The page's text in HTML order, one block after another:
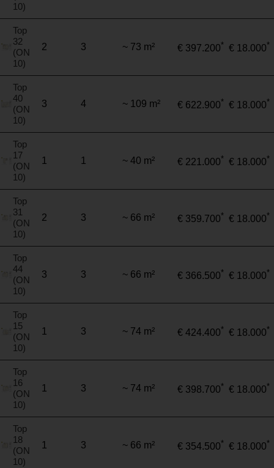
10)
Top
32
(ON
10)
2 3 ~ 73 m² € 397.200* € 18.000*
Top
40
(ON
10)
3 4 ~ 109 m² € 622.900* € 18.000*
Top
17
(ON
10)
1 1 ~ 40 m² € 221.000* € 18.000*
Top
31
(ON
10)
2 3 ~ 66 m² € 359.700* € 18.000*
Top
44
(ON
10)
3 3 ~ 66 m² € 366.500* € 18.000*
Top
15
(ON
10)
1 3 ~ 74 m² € 424.400* € 18.000*
Top
16
(ON
10)
1 3 ~ 74 m² € 398.700* € 18.000*
Top
18
(ON
10)
1 3 ~ 66 m² € 354.500* € 18.000*